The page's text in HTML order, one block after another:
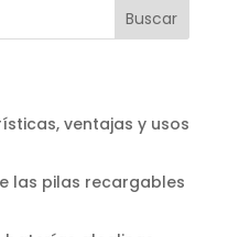
Buscar
ventajas y usos
las pilas recargables